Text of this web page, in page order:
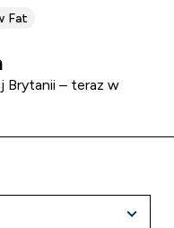
Fat
Brytanii – teraz w